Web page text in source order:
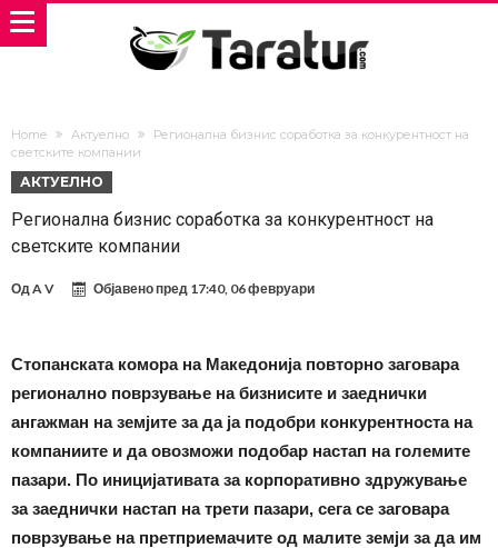
Home Актуелно
Регионална бизнис соработка за конкурентност на
светските компании
АКТУЕЛНО
Регионална бизнис соработка за конкурентност на
светските компании
ОдA V Објавено пред 17:40, 06 февруари
Стопанската комора на Македонија повторно заговара
регионално поврзување на бизнисите и заеднички
ангажман на земјите за да ја подобри конкурентноста на
компаниите и да овозможи подобар настап на големите
пазари. По иницијативата за корпоративно здружување
за заеднички настап на трети пазари, сега се заговара
поврзување на претприемачите од малите земји за да им